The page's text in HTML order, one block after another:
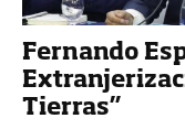
Fernando
Tierras”